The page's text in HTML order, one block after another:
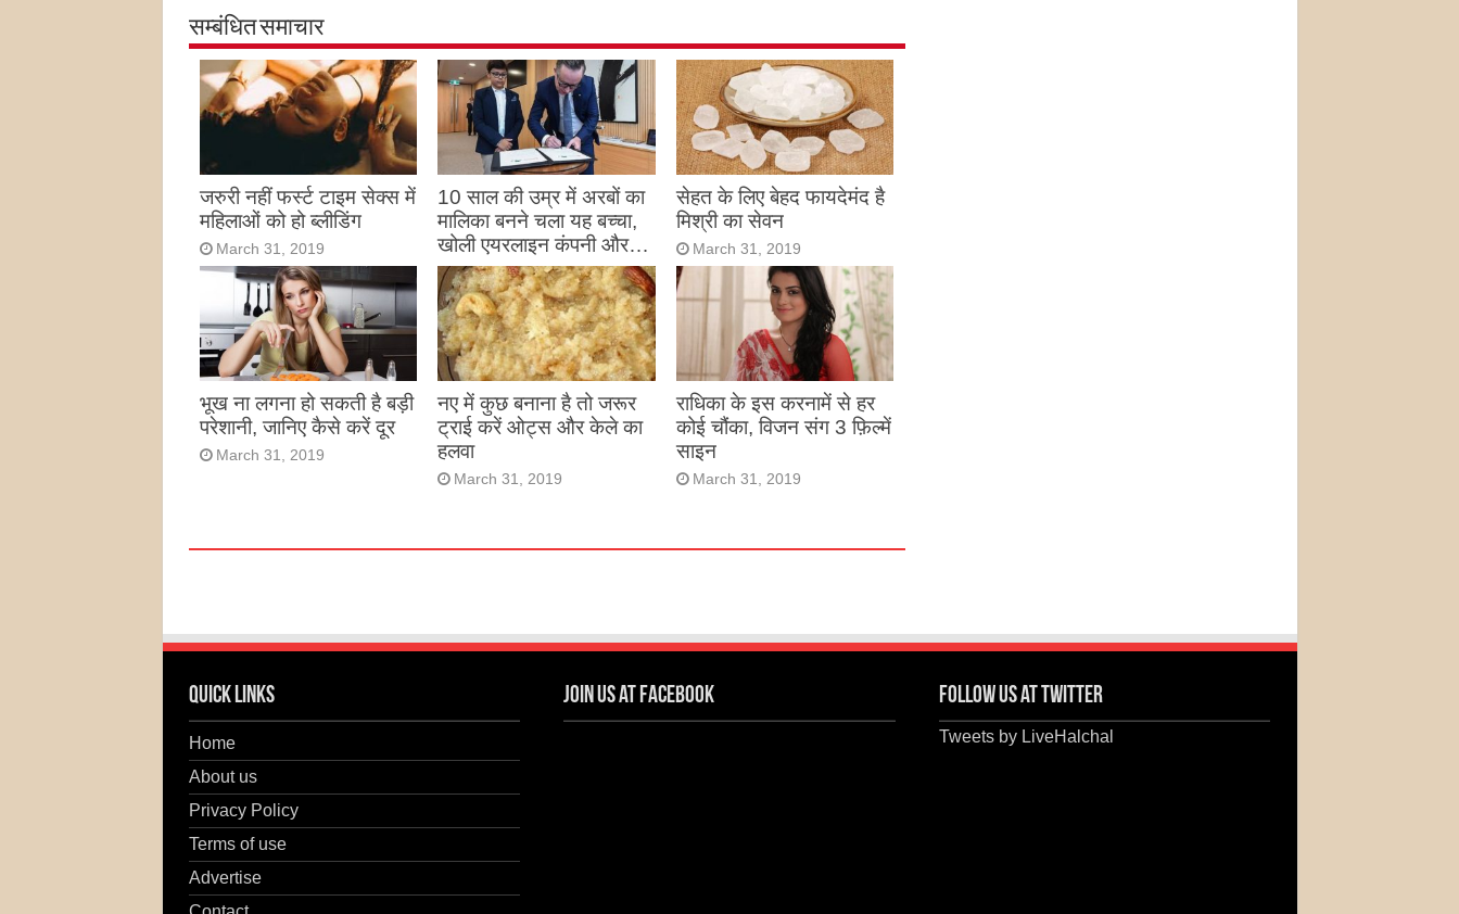
सम्बंधित समाचार
जरुरी नहीं फर्स्ट टाइम सेक्स में
महिलाओं को हो ब्लीडिंग
March 31, 2019
10 साल की उम्र में अरबों का
मालिका बनने चला यह बच्चा,
खोली एयरलाइन कंपनी और…
March 31, 2019
सेहत के लिए बेहद फायदेमंद है
मिश्री का सेवन
March 31, 2019
भूख ना लगना हो सकती है बड़ी
परेशानी, जानिए कैसे करें दूर
March 31, 2019
नए में कुछ बनाना है तो जरूर
ट्राई करें ओट्स और केले का
हलवा
March 31, 2019
राधिका के इस करनामें से हर
कोई चौंका, विजन संग 3 फ़िल्में
साइन
March 31, 2019
Quick Links
Home
About us
Privacy Policy
Terms of use
Advertise
Join us at Facebook Follow us at Twitter
Tweets by LiveHalchal